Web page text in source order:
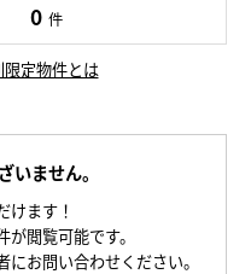
0 件
定物件とは
いません。
けます！
閲覧可能です。
お問い合わせください。